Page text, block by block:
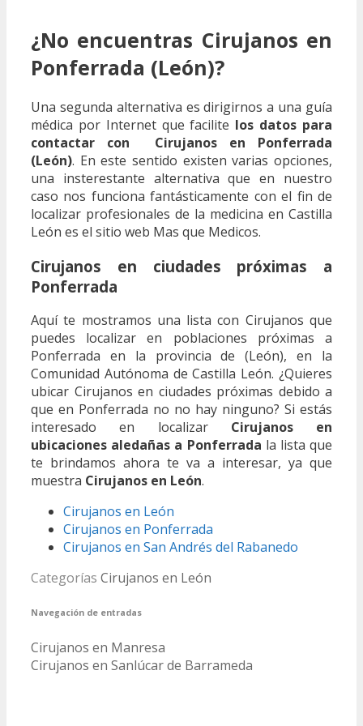
¿No encuentras Cirujanos en
Ponferrada (León)?
Una segunda alternativa es dirigirnos a una guía
médica por Internet que facilite los datos para
contactar con Cirujanos en Ponferrada
(León). En este sentido existen varias opciones,
una insterestante alternativa que en nuestro
caso nos funciona fantásticamente con el fin de
localizar profesionales de la medicina en Castilla
León es el sitio web Mas que Medicos.
Cirujanos en ciudades próximas a
Ponferrada
Aquí te mostramos una lista con Cirujanos que
puedes localizar en poblaciones próximas a
Ponferrada en la provincia de (León), en la
Comunidad Autónoma de Castilla León. ¿Quieres
ubicar Cirujanos en ciudades próximas debido a
que en Ponferrada no no hay ninguno? Si estás
interesado en localizar Cirujanos en
ubicaciones aledañas a Ponferrada la lista que
te brindamos ahora te va a interesar, ya que
muestra Cirujanos en León.
Cirujanos en León
Cirujanos en Ponferrada
Cirujanos en San Andrés del Rabanedo
Categorías Cirujanos en León
Navegación de entradas
Cirujanos en Manresa
Cirujanos en Sanlúcar de Barrameda